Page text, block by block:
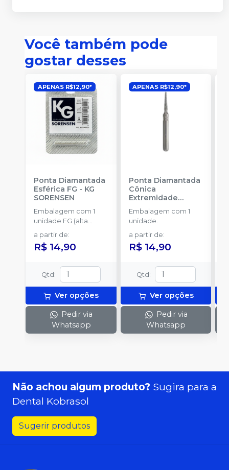
Você também pode
gostar desses
APENAS R$12,90*
Ponta Diamantada
Esférica FG - KG
SORENSEN
Embalagem com 1
unidade FG (alta
rotação).
a partir de:
R$ 14,90
Qtd :
Ver opções
Pedir via
Whatsapp
APENAS R$12,90*
Ponta Diamantada
Cônica
Extremidade
Arredondada FG
KG SORENSEN
Embalagem com 1
unidade.
a partir de:
R$ 14,90
Qtd :
Ver opções
Pedir via
Whatsapp
Não achou algum produto? Sugira para a
Dental Kobrasol
Sugerir produtos